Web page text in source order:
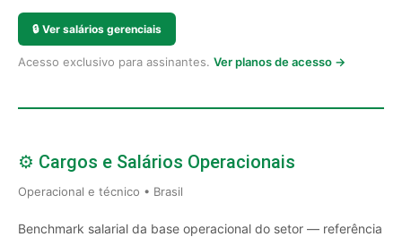
🔒 Ver salários gerenciais
Acesso exclusivo para assinantes. Ver planos de acesso →
⚙️ Cargos e Salários Operacionais
Operacional e técnico • Brasil
Benchmark salarial da base operacional do setor — referência